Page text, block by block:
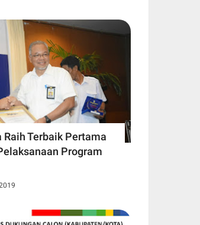
Raih Terbaik Pertama
Program